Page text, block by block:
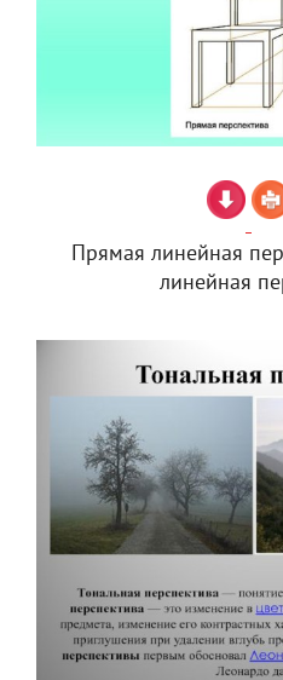
Прямая линейная
линейная